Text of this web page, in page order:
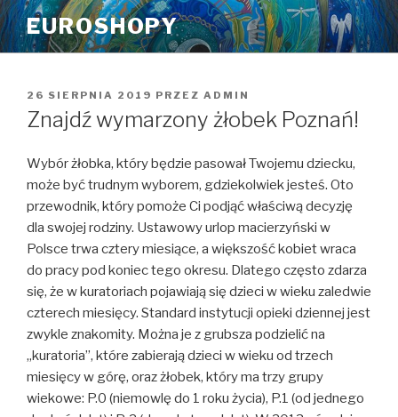
Przeskocz
do
treści
EUROSHOPY
OPUBLIKOWANE
W
26 SIERPNIA 2019 PRZEZ ADMIN
Znajdź wymarzony żłobek Poznań!
Wybór żłobka, który będzie pasował Twojemu dziecku,
może być trudnym wyborem, gdziekolwiek jesteś. Oto
przewodnik, który pomoże Ci podjąć właściwą decyzję
dla swojej rodziny. Ustawowy urlop macierzyński w
Polsce trwa cztery miesiące, a większość kobiet wraca
do pracy pod koniec tego okresu. Dlatego często zdarza
się, że w kuratoriach pojawiają się dzieci w wieku zaledwie
czterech miesięcy. Standard instytucji opieki dziennej jest
zwykle znakomity. Można je z grubsza podzielić na
„kuratoria”, które zabierają dzieci w wieku od trzech
miesięcy w górę, oraz żłobek, który ma trzy grupy
wiekowe: P.0 (niemowlę do 1 roku życia), P.1 (od jednego